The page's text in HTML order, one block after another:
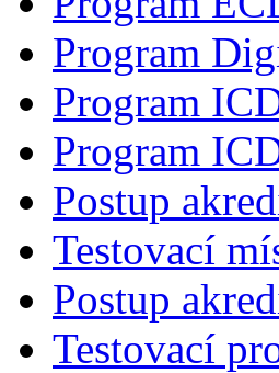
Program
Program
Program
Postup
Testovací
Postup
Testovací